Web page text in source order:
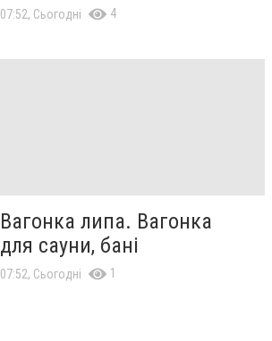
07:52, Сьогодні 4
Вагонка липа. Вагонка
для сауни, бані
07:52, Сьогодні 1